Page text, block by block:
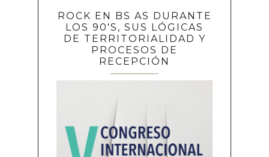
ROCK EN BS AS DURANTE
LOS 90'S, SUS LÓGICAS
DE TERRITORIALIDAD Y
PROCESOS DE
RECEPCIÓN